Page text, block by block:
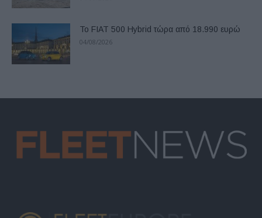
Το FIAT 500 Hybrid τώρα από 18.990 ευρώ
04/08/2026